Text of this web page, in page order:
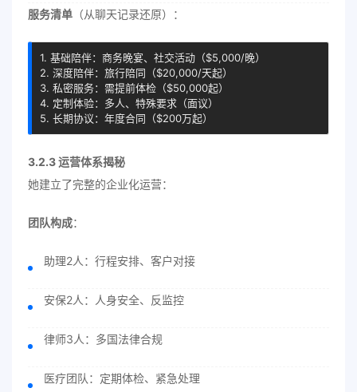
服务清单 （从聊天记录还原）：
1. 基础陪伴：商务晚宴、社交活动（$5,000/晚）
2. 深度陪伴：旅行陪同（$20,000/天起）
3. 私密服务：需提前体检（$50,000起）
4. 定制体验：多人、特殊要求（面议）
5. 长期协议：年度合同（$200万起）
3.2.3 运营体系揭秘
她建立了完整的企业化运营：
团队构成：
助理2人：行程安排、客户对接
安保2人：人身安全、反监控
律师3人：多国法律合规
医疗团队：定期体检、紧急处理